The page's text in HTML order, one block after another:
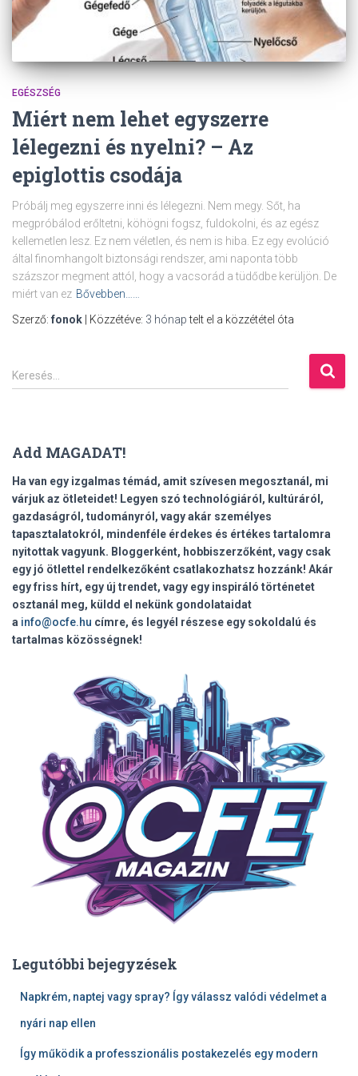
EGÉSZSÉG
Miért nem lehet egyszerre
lélegezni és nyelni? – Az
epiglottis csodája
Próbálj meg egyszerre inni és lélegezni. Nem megy. Sőt, ha
megpróbálod erőltetni, köhögni fogsz, fuldokolni, és az egész
kellemetlen lesz. Ez nem véletlen, és nem is hiba. Ez egy evolúció
által finomhangolt biztonsági rendszer, ami naponta több
százszor megment attól, hogy a vacsorád a tüdődbe kerüljön. De
miért van ez Bővebben……
Szerző: fonok | Közzétéve: 3 hónaptelt el a közzététel óta
K
e
é
s
Keresés…
Add MAGADAT!
Ha van egy izgalmas témád, amit szívesen megosztanál, mi
várjuk az ötleteidet! Legyen szó technológiáról, kultúráról,
gazdaságról, tudományról, vagy akár személyes
tapasztalatokról, mindenféle érdekes és értékes tartalomra
nyitottak vagyunk. Bloggerként, hobbiszerzőként, vagy csak
egy jó ötlettel rendelkezőként csatlakozhatsz hozzánk! Akár
egy friss hírt, egy új trendet, vagy egy inspiráló történetet
osztanál meg, küldd el nekünk gondolataidat
a info@ocfe.hu címre, és legyél részese egy sokoldalú és
tartalmas közösségnek!
Legutóbbi bejegyzések
Napkrém, naptej vagy spray? Így válassz valódi védelmet a
nyári nap ellen
Így működik a professzionális postakezelés egy modern